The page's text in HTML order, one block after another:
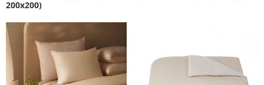
200x200)